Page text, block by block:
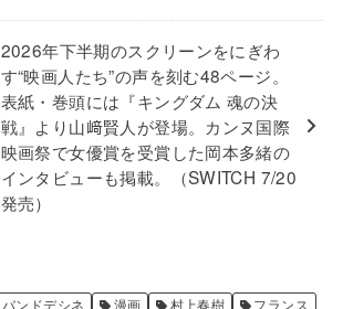
2026年下半期のスクリーンをにぎわ
す“映画人たち”の声を刻む48ページ。
表紙・巻頭には『キングダム 魂の決
戦』より山﨑賢人が登場。カンヌ国際
映画祭で女優賞を受賞した岡本多緒の
インタビューも掲載。（SWITCH 7/20
発売）
バンドデシネ 漫画 村上春樹 フランス